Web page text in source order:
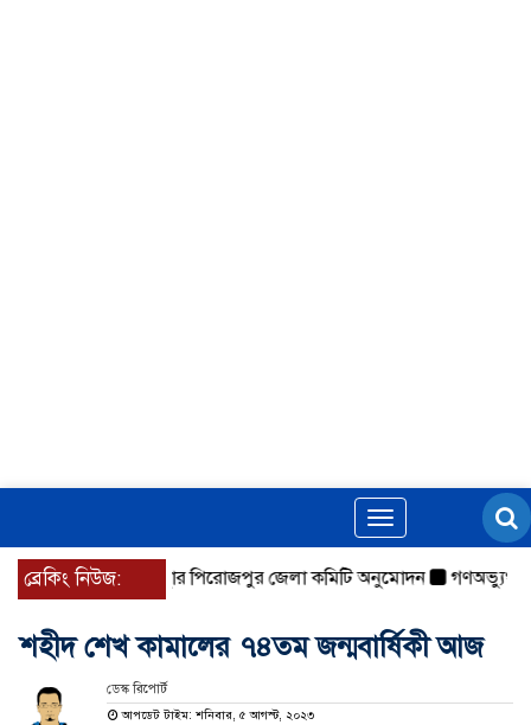
Toggle
navigation
ব্রেকিং নিউজ:
সাংবাদিক সংস্থার পিরোজপুর জেলা কমিটি অনুমোদন গণঅভ্যুত্থানের
শহীদ শেখ কামালের ৭৪তম জন্মবার্ষিকী আজ
ডেস্ক রিপোর্ট
আপডেট টাইম: শনিবার, ৫ আগস্ট, ২০২৩